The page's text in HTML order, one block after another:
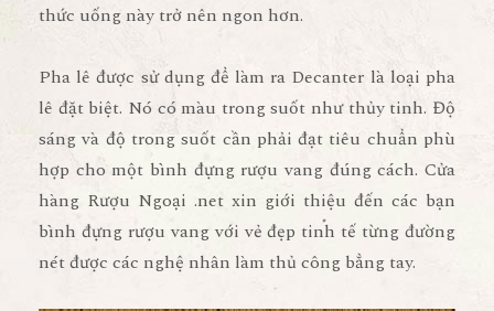
thức uống này trở nên ngon hơn.
Pha lê được sử dụng để làm ra Decanter là loại pha
lê đặt biệt. Nó có màu trong suốt như thủy tinh. Độ
sáng và độ trong suốt cần phải đạt tiêu chuẩn phù
hợp cho một bình đựng rượu vang đúng cách. Cửa
hàng Rượu Ngoại .net xin giới thiệu đến các bạn
bình đựng rượu vang với vẻ đẹp tinh tế từng đường
nét được các nghệ nhân làm thủ công bẳng tay.